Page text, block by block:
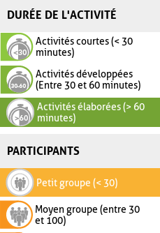
DURÉE DE L'ACTIVITÉ
Activités courtes (< 30
minutes)
Activités développées
(Entre 30 et 60 minutes)
Activités élaborées (> 60
minutes)
PARTICIPANTS
Petit groupe (< 30)
Moyen groupe (entre 30
et 100)